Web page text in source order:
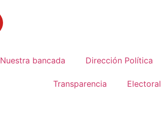
Nuestra bancada Dirección Política
Transparencia Electoral